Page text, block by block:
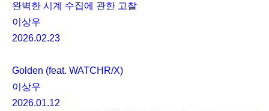
완벽한 시계 수집에 관한 고찰
이상우
2026.02.23
Golden (feat. WATCHR/X)
이상우
2026.01.12